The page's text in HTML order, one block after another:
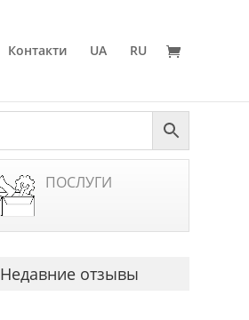
Контакти UA RU
ПОСЛУГИ
Недавние отзывы